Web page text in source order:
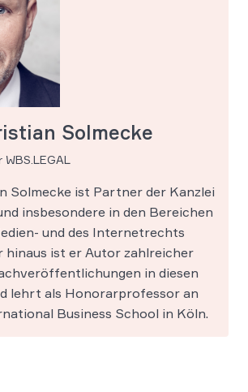
Solmecke
Solmecke ist Partner der Kanzlei
insbesondere in den Bereichen
und des Internetrechts
hinaus ist er Autor zahlreicher
in diesen
lehrt als Honorarprofessor an
Business School in Köln.